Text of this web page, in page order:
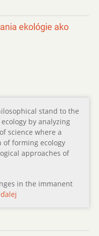
ekológie ako
stand to the
by analyzing
science where a
forming ecology
approaches of
in the immanent